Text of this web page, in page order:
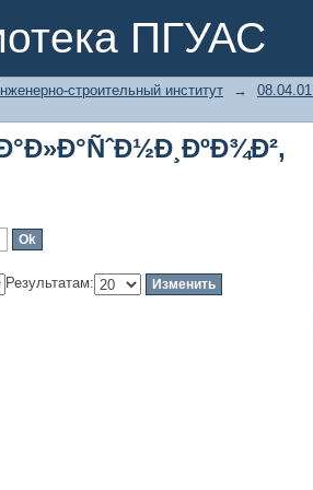
ПГУАС
строительный институт →
Результатам: